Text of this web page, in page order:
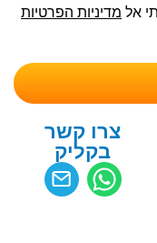
אל מדיניות הפרטיות
צרו קשר
בקליק